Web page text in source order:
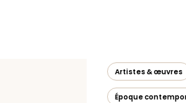
Artistes & œuvres
Époque